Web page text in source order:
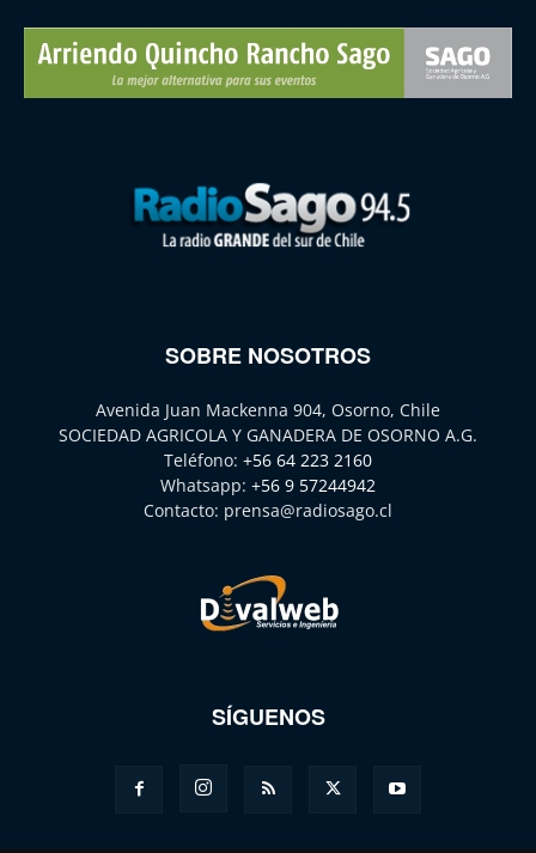
SOBRE NOSOTROS
Avenida Juan Mackenna 904, Osorno, Chile
SOCIEDAD AGRICOLA Y GANADERA DE OSORNO A.G.
Teléfono: +56 64 223 2160
Whatsapp: +56 9 57244942
Contacto: prensa@radiosago.cl
SÍGUENOS